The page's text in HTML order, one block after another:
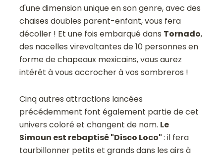
d'une dimension unique en son genre, avec des
chaises doubles parent-enfant, vous fera
décoller ! Et une fois embarqué dans Tornado,
des nacelles virevoltantes de 10 personnes en
forme de chapeaux mexicains, vous aurez
intérêt à vous accrocher à vos sombreros !
Cinq autres attractions lancées
précédemment font également partie de cet
univers coloré et changent de nom. Le
Simoun est rebaptisé "Disco Loco": il fera
tourbillonner petits et grands dans les airs à